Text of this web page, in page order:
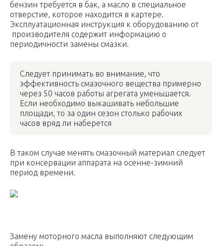
бензин требуется в бак, а масло в специальное
отверстие, которое находится в картере.
Эксплуатационная инструкция к оборудованию от
производителя содержит информацию о
периодичности замены смазки.
Следует принимать во внимание, что
эффективность смазочного вещества примерно
через 50 часов работы агрегата уменьшается.
Если необходимо выкашивать небольшие
площади, то за один сезон столько рабочих
часов вряд ли наберется
В таком случае менять смазочный материал следует
при консервации аппарата на осенне-зимний
период времени.
Замену моторного масла выполняют следующим